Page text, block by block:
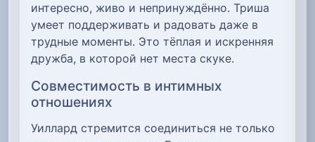
интересно, живо и непринуждённо. Триша
умеет поддерживать и радовать даже в
трудные моменты. Это тёплая и искренняя
дружба, в которой нет места скуке.
Совместимость в интимных
отношениях
Уиллард стремится соединиться не только